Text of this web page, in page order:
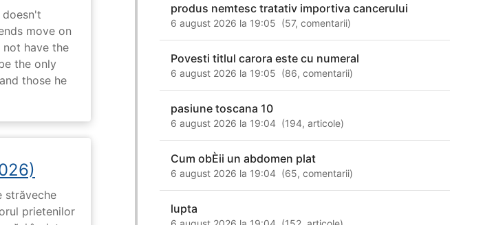
move on
have the
the only
those he
străveche
prietenilor
produs nemtesc tratativ importiva cancerului
6 august 2026 la 19:05 (57,comentarii)
Povesti titlul carora este cu numeral
6 august 2026 la 19:05 (86,comentarii)
pasiune toscana 10
6 august 2026 la 19:04 (194,articole)
Cum obÈii un abdomen plat
6 august 2026 la 19:04 (65,comentarii)
lupta